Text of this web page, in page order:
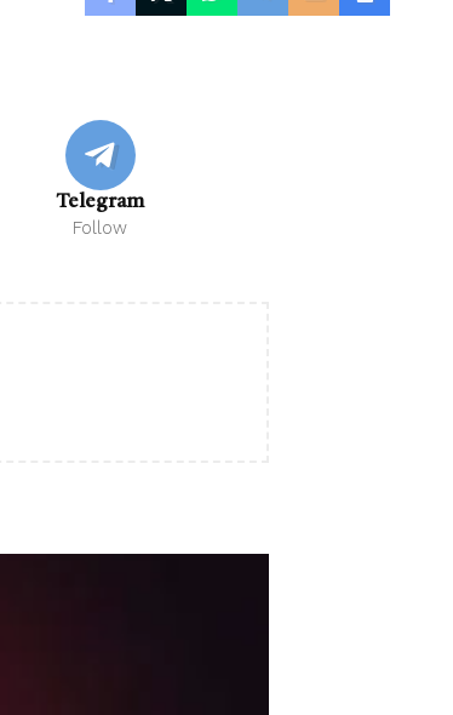
Telegram
Follow